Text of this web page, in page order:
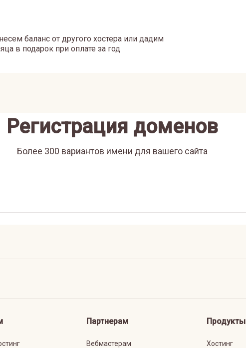
баланс от другого хостера или дадим
в подарок при оплате за год
Регистрация доменов
Более 300 вариантов имени для вашего сайта
Партнерам
Вебмастерам
Продукты
Хостинг